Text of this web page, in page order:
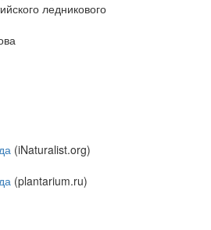
ледникового
(iNaturalist.org)
(plantarium.ru)